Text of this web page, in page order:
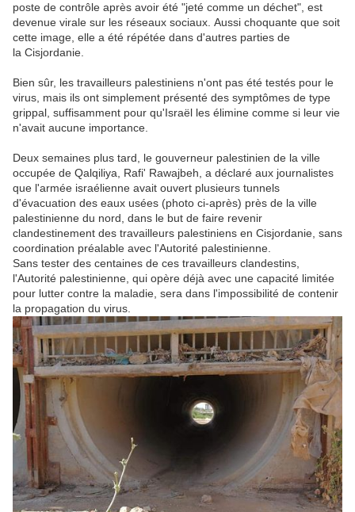
poste de contrôle après avoir été "jeté comme un déchet", est
devenue virale sur les réseaux sociaux. Aussi choquante que soit
cette image, elle a été répétée dans d'autres parties de
la Cisjordanie.
Bien sûr, les travailleurs palestiniens n'ont pas été testés pour le
virus, mais ils ont simplement présenté des symptômes de type
grippal, suffisamment pour qu'Israël les élimine comme si leur vie
n'avait aucune importance.
Deux semaines plus tard, le gouverneur palestinien de la ville
occupée de Qalqiliya, Rafi' Rawajbeh, a déclaré aux journalistes
que l'armée israélienne avait ouvert plusieurs tunnels
d'évacuation des eaux usées (photo ci-après) près de la ville
palestinienne du nord, dans le but de faire revenir
clandestinement des travailleurs palestiniens en Cisjordanie , sans
coordination préalable avec l'Autorité palestinienne.
Sans tester des centaines de ces travailleurs clandestins,
l'Autorité palestinienne, qui opère déjà avec une capacité limitée
pour lutter contre la maladie, sera dans l'impossibilité de contenir
la propagation du virus.